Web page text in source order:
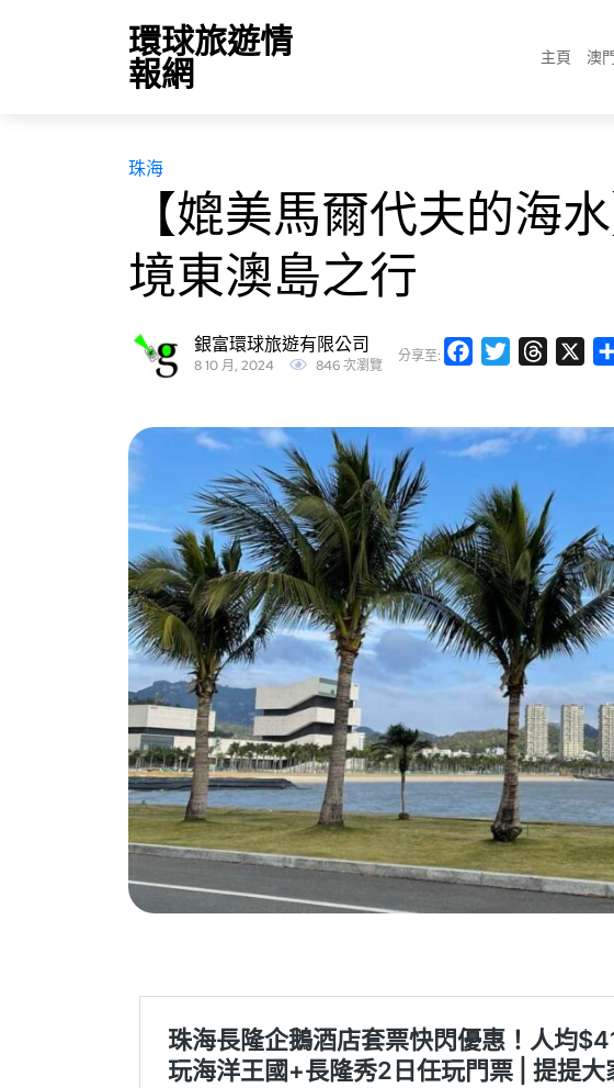
環球旅遊情
報網 主頁 澳
珠海
【媲美馬爾代夫的海
境東澳島之行
銀富環球旅遊有限公司
8 10 月, 2024 846 次瀏覽
分享至: FacebookTwitterThreads